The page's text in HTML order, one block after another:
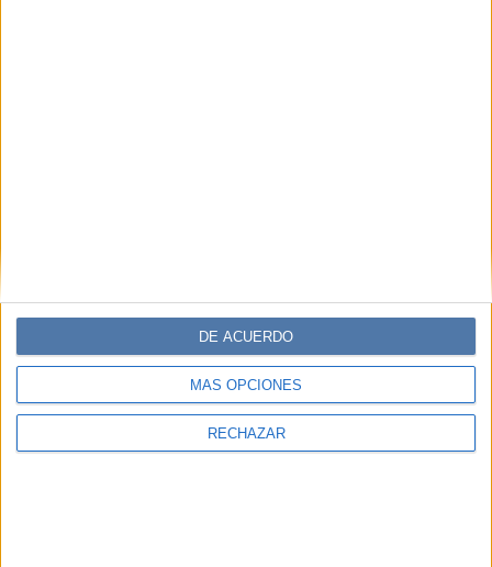
MÁS OPCIONES
RECHAZAR
DE ACUERDO